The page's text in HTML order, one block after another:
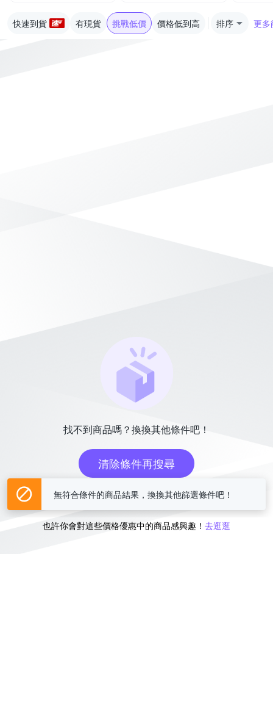
快速到貨 有現貨 挑戰低價 價格低到高 排序 更多
找不到商品嗎？換換其他條件吧！
清除條件再搜尋
或
也許你會對這些價格優惠中的商品感興趣！ 去逛逛
無符合條件的商品結果，換換其他篩選條件吧！